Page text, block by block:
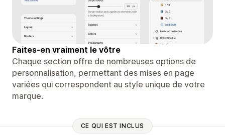
Faites-en vraiment le vôtre
Chaque section offre de nombreuses options de
personnalisation, permettant des mises en page
variées qui correspondent au style unique de votre
marque.
CE QUI EST INCLUS